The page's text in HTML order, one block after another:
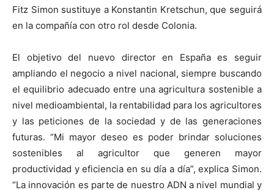
Fitz Simon sustituye a Konstantin Kretschun, que seguirá
en la compañía con otro rol desde Colonia.
El objetivo del nuevo director en España es seguir
ampliando el negocio a nivel nacional, siempre buscando
el equilibrio adecuado entre una agricultura sostenible a
nivel medioambiental, la rentabilidad para los agricultores
y las peticiones de la sociedad y de las generaciones
futuras. “Mi mayor deseo es poder brindar soluciones
sostenibles al agricultor que generen mayor
productividad y eficiencia en su día a día”, explica Simon.
“La innovación es parte de nuestro ADN a nivel mundial y